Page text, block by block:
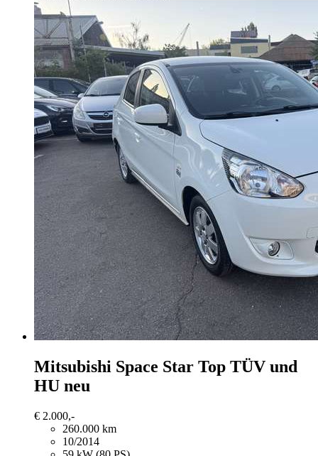
Mitsubishi Space Star Top TÜV und
HU neu
€ 2.000,-
260.000 km
10/2014